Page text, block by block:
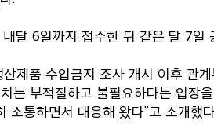
달 6일까지 접수한 뒤 같은 달 7일
제품 수입금지 조사 개시 이후 관
는 부적절하고 불필요하다는 입장
소통하면서 대응해 왔다"고 소개했